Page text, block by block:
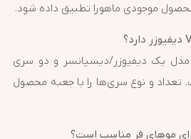
موجودی ماهورا تطبیق داده شود.
مدل یک دیفیوزر/دیسپانسر و دو سری
تعداد و نوع سری‌ها را با جعبه محصول